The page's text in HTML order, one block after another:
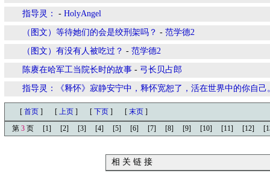
指导灵： - HolyAngel
（图文）等待她们的会是绞刑架吗？ - 范学德2
（图文）有没有人被吃过？ - 范学德2
陈赓在哈军工当院长时的故事 - 弓长贝占郎
指导灵：《释怀》寂静安宁中，释怀宽恕了，活在世界中的你自己
[ 首页 ] [ 上页 ] [ 下页 ] [ 末页 ]
第 3 页 [1] [2] [3] [4] [5] [6] [7] [8] [9] [10] [11] [12]
相 关 链 接